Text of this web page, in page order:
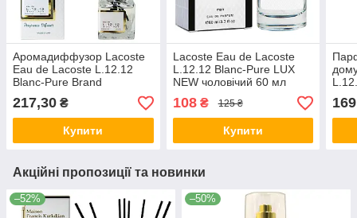
Аромадиффузор Lacoste
Eau de Lacoste L.12.12
Blanc-Pure Brand
Collection 85 мл
217,30 ₴
Купити
Lacoste Eau de Lacoste
L.12.12 Blanc-Pure LUX
NEW чоловічий 60 мл
108₴ 125 ₴
Купити
169
Акційні пропозиції та новинки
–52% –50%